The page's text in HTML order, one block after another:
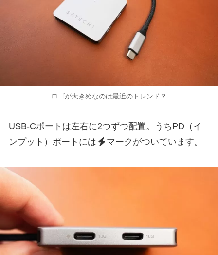
ロゴが大きめなのは最近のトレンド？
USB-Cポートは左右に2つずつ配置。うちPD（イ
ンプット）ポートには
マークがついています。